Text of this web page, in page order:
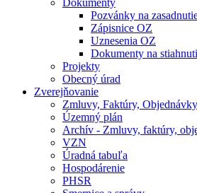
Dokumenty
Pozvánky na
Zápisnice OZ
Uznesenia OZ
Dokumenty na
Projekty
Obecný úrad
Zverejňovanie
Zmluvy, Faktúry, Objednávky
Územný plán
Archív - Zmluvy, faktúry,
VZN
Úradná tabuľa
Hospodárenie
PHSR